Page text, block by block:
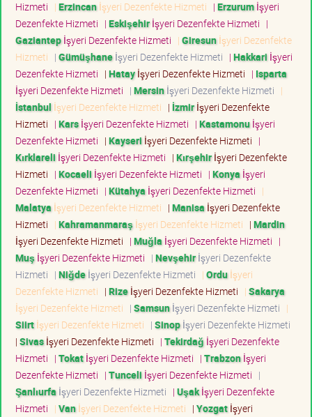
Hizmeti | Erzincanİşyeri Dezenfekte Hizmeti | Erzurumİşyeri
Dezenfekte Hizmeti | Eskişehirİşyeri Dezenfekte Hizmeti |
Gaziantepİşyeri Dezenfekte Hizmeti | Giresunİşyeri Dezenfekte
Hizmeti | Gümüşhaneİşyeri Dezenfekte Hizmeti | Hakkari İşyeri
Dezenfekte Hizmeti | Hatayİşyeri Dezenfekte Hizmeti | Isparta
İşyeri Dezenfekte Hizmeti | Mersinİşyeri Dezenfekte Hizmeti |
İstanbul İşyeri Dezenfekte Hizmeti | İzmirİşyeri Dezenfekte
Hizmeti | Karsİşyeri Dezenfekte Hizmeti | Kastamonuİşyeri
Dezenfekte Hizmeti | Kayseri İşyeri Dezenfekte Hizmeti |
Kırklareli İşyeri Dezenfekte Hizmeti | Kırşehirİşyeri Dezenfekte
Hizmeti | Kocaeli İşyeri Dezenfekte Hizmeti | Konya İşyeri
Dezenfekte Hizmeti | Kütahya İşyeri Dezenfekte Hizmeti |
Malatya İşyeri Dezenfekte Hizmeti | Manisa İşyeri Dezenfekte
Hizmeti | Kahramanmaraş İşyeri Dezenfekte Hizmeti | Mardin
İşyeri Dezenfekte Hizmeti | Muğla İşyeri Dezenfekte Hizmeti |
Muş İşyeri Dezenfekte Hizmeti | Nevşehirİşyeri Dezenfekte
Hizmeti | Niğdeİşyeri Dezenfekte Hizmeti | Orduİşyeri
Dezenfekte Hizmeti | Rizeİşyeri Dezenfekte Hizmeti | Sakarya
İşyeri Dezenfekte Hizmeti | Samsunİşyeri Dezenfekte Hizmeti |
Siirtİşyeri Dezenfekte Hizmeti | Sinopİşyeri Dezenfekte Hizmeti
| Sivasİşyeri Dezenfekte Hizmeti | Tekirdağ İşyeri Dezenfekte
Hizmeti | Tokatİşyeri Dezenfekte Hizmeti | Trabzonİşyeri
Dezenfekte Hizmeti | Tunceli İşyeri Dezenfekte Hizmeti |
Şanlıurfa İşyeri Dezenfekte Hizmeti | Uşakİşyeri Dezenfekte
Hizmeti | Vanİşyeri Dezenfekte Hizmeti | Yozgatİşyeri